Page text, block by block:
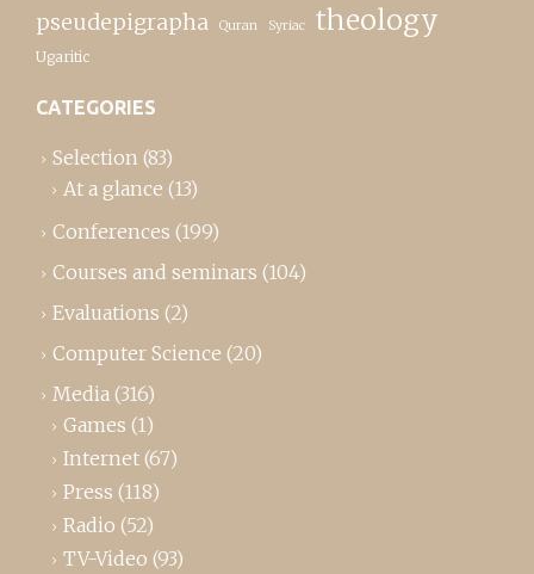
pseudepigrapha Quran Syriac theology
Ugaritic
CATEGORIES
Selection (83)
At a glance (13)
Conferences (199)
Courses and seminars (104)
Evaluations (2)
Computer Science (20)
Media (316)
Games (1)
Internet (67)
Press (118)
Radio (52)
TV-Video (93)